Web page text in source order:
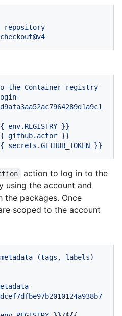
repository
the Container
registry
env.REGISTRY }}
github.actor }}
secrets.GITHUB_TOKEN }}
action to log in to the
using the account and
the packages. Once
scoped to the account
metadata (tags,
labels)